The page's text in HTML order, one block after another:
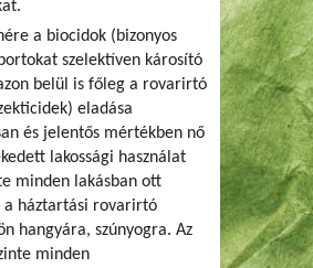
a biocidok (bizonyos
szelektíven károsító
belül is főleg a rovarirtó
eladása
és jelentős mértékben nő
lakossági használat
minden lakásban ott
a háztartási rovarirtó
hangyára, szúnyogra. Az
minden